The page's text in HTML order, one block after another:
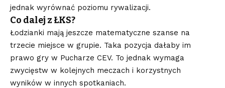
jednak wyrównać poziomu rywalizacji.
Co dalej z ŁKS?
Łodzianki mają jeszcze matematyczne szanse na
trzecie miejsce w grupie. Taka pozycja dałaby im
prawo gry w Pucharze CEV. To jednak wymaga
zwycięstw w kolejnych meczach i korzystnych
wyników w innych spotkaniach.